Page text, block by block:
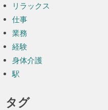
リラックス
仕事
業務
経験
身体介護
駅
タグ